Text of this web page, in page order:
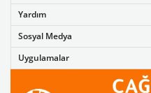
Yardım
Sosyal Medya
Uygulamalar